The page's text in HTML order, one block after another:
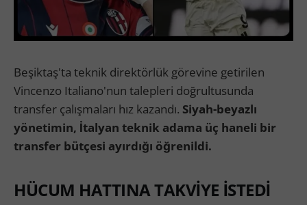
Beşiktaş'ta teknik direktörlük görevine getirilen
Vincenzo Italiano'nun talepleri doğrultusunda
transfer çalışmaları hız kazandı. Siyah-beyazlı
yönetimin, İtalyan teknik adama üç haneli bir
transfer bütçesi ayırdığı öğrenildi.
HÜCUM HATTINA TAKVİYE İSTEDİ